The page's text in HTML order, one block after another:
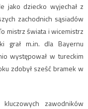
jako dziecko wyjechał z
zachodnich sąsiadów
mistrz świata i wicemistrz
grał m.in. dla Bayernu
występował w tureckim
zdobył sześć bramek w
zawodników